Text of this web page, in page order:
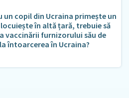
un copil din Ucraina primește un
în altă țară, trebuie să
vaccinării furnizorului său de
întoarcerea în Ucraina?